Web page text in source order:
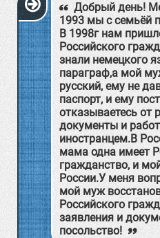
Добрый день!
1993 мы с семьёй
В 1998г нам
Российского
знали немецкого
параграф,а мой
русский, ему не
паспорт, и ему
отказываетесь от
документы и
иностранцем.В
мама одна имеет
гражданство, и
России.У меня
мой муж
Российского
заявления и
посольство!